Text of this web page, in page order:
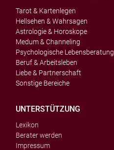
Tarot & Kartenlegen
Hellsehen & Wahrsagen
Astrologie & Horoskope
Medum & Channeling
Psychologische Lebensberatung
Beruf & Arbeitsleben
Liebe & Partnerschaft
Sonstige Bereiche
UNTERSTÜTZUNG
Lexikon
Berater werden
Impressum